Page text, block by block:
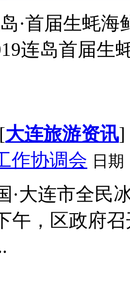
岛·首届生蚝
连岛首届生
[大连旅游资讯]
作协调会 日期
·大连市全民
午，区政府